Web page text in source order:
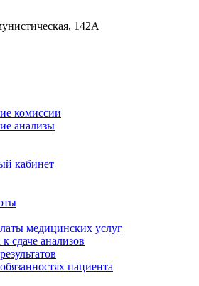
142А
комиссии
анализы
кабинет
медицинских услуг
сдаче анализов
пациента